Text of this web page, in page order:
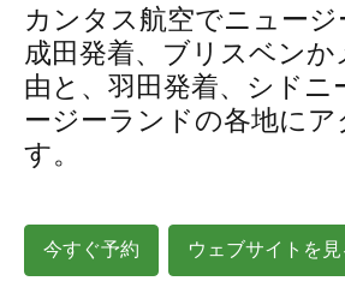
カンタス航空でニュージ
成田発着、ブリスベン
由と、羽田発着、シドニ
ージーランドの各地にア
す。
今すぐ予約 ウェブサイトを見